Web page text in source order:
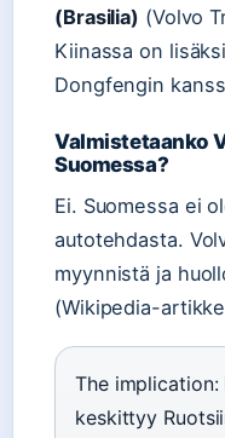
(Brasilia) (Volvo
Kiinassa on
Dongfengin
Valmistetaanko
Suomessa?
Ei. Suomessa ei
autotehdasta.
myynnistä ja
(Wikipedia-
The
keskittyy